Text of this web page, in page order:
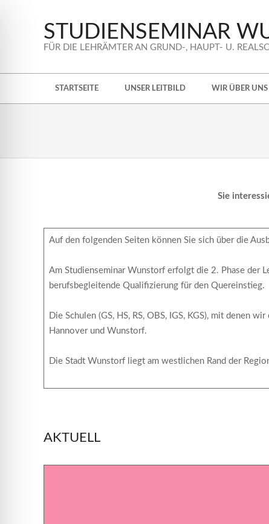
STUDIENSEMINAR
FÜR DIE LEHRÄMTER AN GRUND-, HAUPT- U.
STARTSEITE UNSER LEITBILD WIR ÜBER UNS
Sie
Auf den folgenden Seiten können Sie sich über die
Am Studienseminar Wunstorf erfolgt die 2. Phase der
berufsbegleitende Qualifizierung für den Quereinstieg.
Die Schulen (GS, HS, RS, OBS, IGS, KGS), mit denen
Hannover und Wunstorf.
Die Stadt Wunstorf liegt am westlichen Rand der
AKTUELL